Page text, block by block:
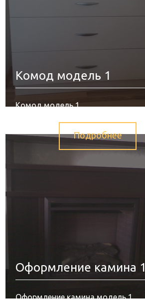
Комод модель 1
Комод модель 1
Подробнее
Оформление камина 1
Оформление камина модель 1